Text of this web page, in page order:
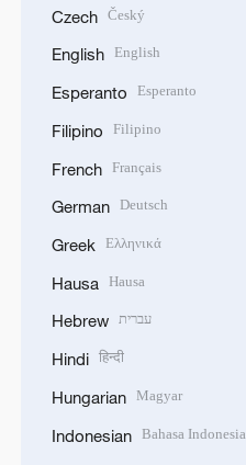
Czech Český
English English
Esperanto Esperanto
Filipino Filipino
French Français
German Deutsch
Greek Ελληνικά
Hausa Hausa
Hebrew עברית
Hindi हिन्दी
Hungarian Magyar
Indonesian Bahasa Indonesia